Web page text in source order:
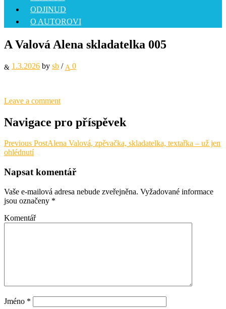
ODJINUD
O AUTOROVI
A Valová Alena skladatelka 005
1.3.2026 by sb / 0
Leave a comment
Navigace pro příspěvek
Previous PostAlena Valová, zpěvačka, skladatelka, textařka – už jen
ohlédnutí
Napsat komentář
Vaše e-mailová adresa nebude zveřejněna. Vyžadované informace
jsou označeny *
Komentář
Jméno *